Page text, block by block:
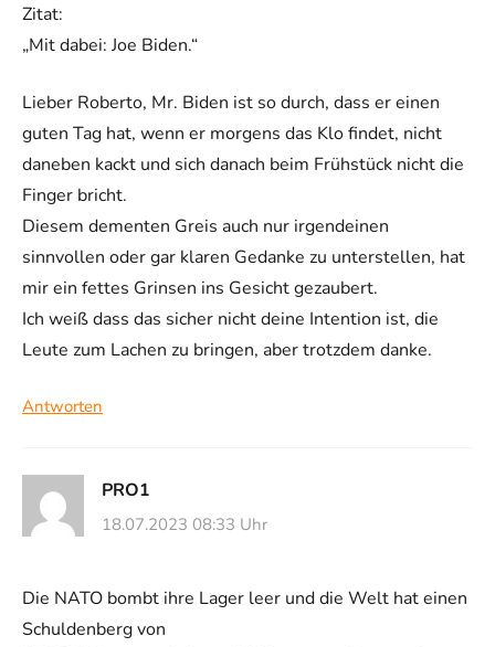
Zitat:
„Mit dabei: Joe Biden.“
Lieber Roberto, Mr. Biden ist so durch, dass er einen
guten Tag hat, wenn er morgens das Klo findet, nicht
daneben kackt und sich danach beim Frühstück nicht die
Finger bricht.
Diesem dementen Greis auch nur irgendeinen
sinnvollen oder gar klaren Gedanke zu unterstellen, hat
mir ein fettes Grinsen ins Gesicht gezaubert.
Ich weiß dass das sicher nicht deine Intention ist, die
Leute zum Lachen zu bringen, aber trotzdem danke.
Antworten
PRO1
18.07.2023 08:33 Uhr
Die NATO bombt ihre Lager leer und die Welt hat einen
Schuldenberg von